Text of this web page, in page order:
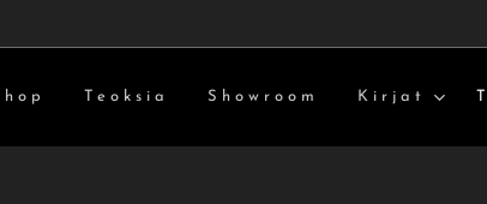
Teoksia Showroom Kirjat